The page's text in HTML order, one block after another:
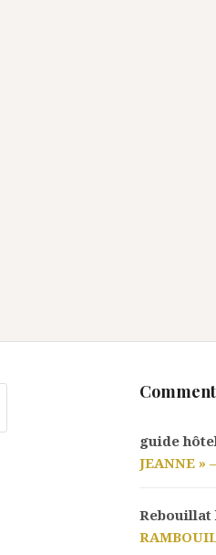
guide
JEANNE »
Rebouillat